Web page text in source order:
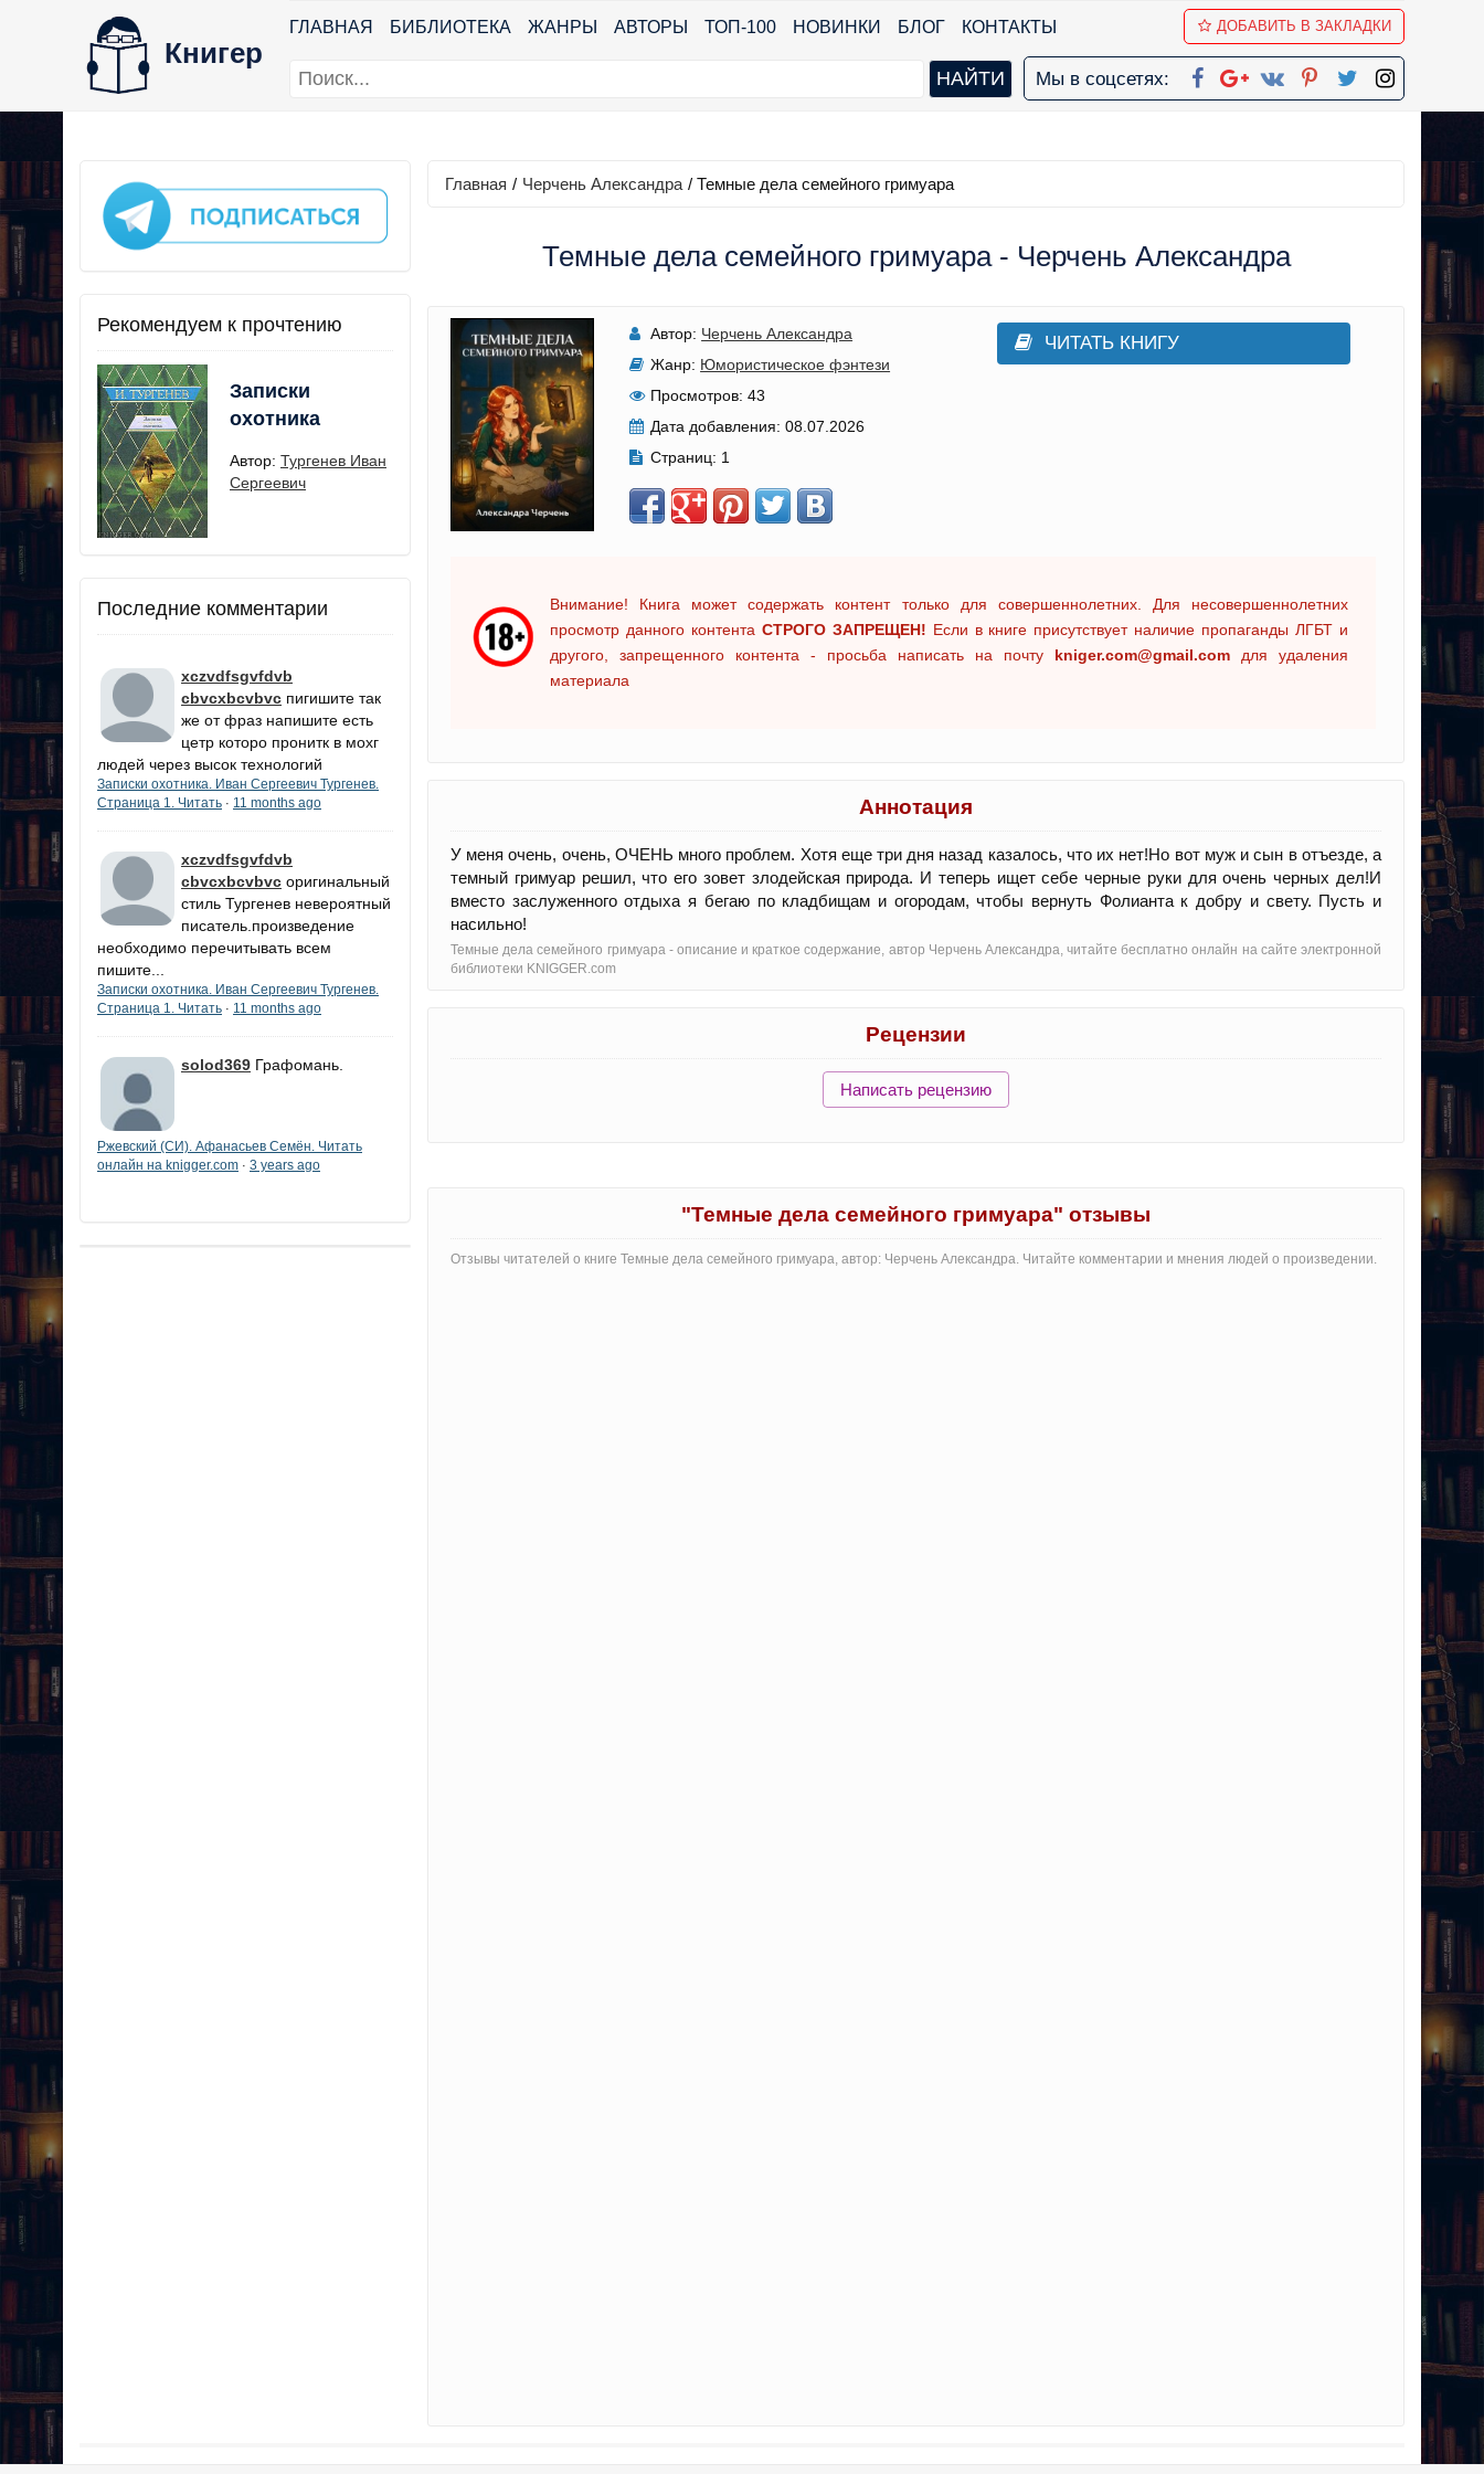
Книгер
ГЛАВНАЯ БИБЛИОТЕКА ЖАНРЫ АВТОРЫ ТОП-100 НОВИНКИ БЛОГ КОНТАКТЫ ДОБАВИТЬ В ЗАКЛАДКИ
Мы в соцсетях:
Рекомендуем к прочтению
Записки
охотника
Автор: Тургенев Иван
Сергеевич
Последние комментарии
xczvdfsgvfdvb
cbvcxbcvbvc пигишите так
же от фраз напишите есть
цетр которо пронитк в мохг
людей через высок технологий
Записки охотника. Иван Сергеевич Тургенев.
Страница 1. Читать · 11 months ago
xczvdfsgvfdvb
cbvcxbcvbvc оригинальный
стиль Тургенев невероятный
писатель.произведение
необходимо перечитывать всем
пишите...
Записки охотника. Иван Сергеевич Тургенев.
Страница 1. Читать · 11 months ago
solod369 Графомань.
Ржевский (СИ). Афанасьев Семён. Читать
онлайн на knigger.com · 3 years ago
Главная / Черчень Александра / Темные дела семейного гримуара
Темные дела семейного гримуара - Черчень Александра
Автор: Черчень Александра
Жанр: Юмористическое фэнтези
Просмотров: 43
Дата добавления: 08.07.2026
Страниц: 1
ЧИТАТЬ КНИГУ
Внимание! Книга может содержать контент только для совершеннолетних. Для несовершеннолетних
просмотр данного контента СТРОГО ЗАПРЕЩЕН! Если в книге присутствует наличие пропаганды ЛГБТ и
другого, запрещенного контента - просьба написать на почту kniger.com@gmail.com для удаления
материала
Аннотация
У меня очень, очень, ОЧЕНЬ много проблем. Хотя еще три дня назад казалось, что их нет!Но вот муж и сын в отъезде, а
темный гримуар решил, что его зовет злодейская природа. И теперь ищет себе черные руки для очень черных дел!И
вместо заслуженного отдыха я бегаю по кладбищам и огородам, чтобы вернуть Фолианта к добру и свету. Пусть и
насильно!
Темные дела семейного гримуара - oписание и краткое содержание, автор Черчень Александра, читайте бесплатно онлайн на сайте электронной
библиотеки KNIGGER.com
Рецензии
Написать рецензию
"Темные дела семейного гримуара" отзывы
Отзывы читателей о книге Темные дела семейного гримуара, автор: Черчень Александра. Читайте комментарии и мнения людей о произведении.